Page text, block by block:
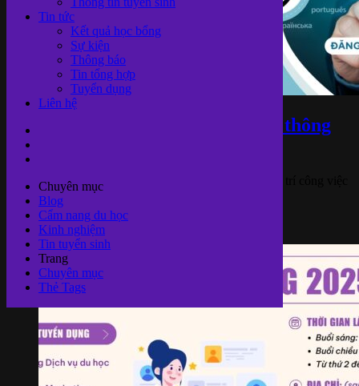
Tin tức
Kết quả học bổng
Sự kiện
Thông báo
Tin tổng hợp
Tuyển dụng
Liên hệ
Chuyên mục
Blog
Cẩm nang du học
Kinh nghiệm
Tin tuyển sinh
Trang
Chuyên mục
Thẻ Tags
Dịch thuật Quốc tế Bảo Châu thông
Dịch thuật Quốc tế Bảo Châu cần tuyển thêm vị trí công việc
như sau: VỊ TRÍ ..
Tuyển dụng
14/08/2025